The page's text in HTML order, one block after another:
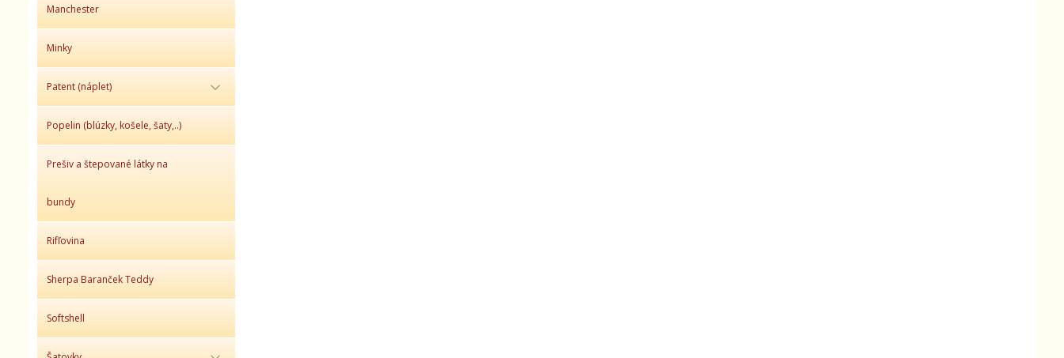
Manchester
Minky
Patent (náplet)
Popelin (blúzky, košele, šaty,..)
Prešiv a štepované látky na
bundy
Rifľovina
Sherpa Baranček Teddy
Softshell